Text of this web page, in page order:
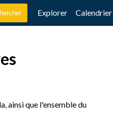
Explorer Calendrier
ainsi que l'ensemble du